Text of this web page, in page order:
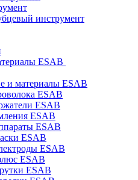
инструмент
ESAB
и материалы ESAB
ESAB
ESAB
ESAB
ESAB
ESAB
ESAB
ESAB
ESAB